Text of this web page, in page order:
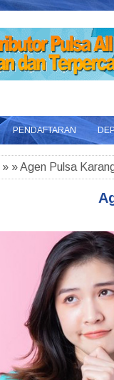
PENDAFTARAN
» » Agen Pulsa